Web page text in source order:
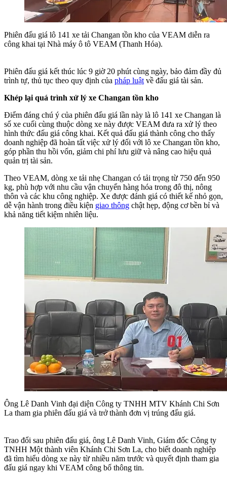
Phiên đấu giá lô 141 xe tải Changan tồn kho của VEAM diễn ra
công khai tại Nhà máy ô tô VEAM (Thanh Hóa).
Phiên đấu giá kết thúc lúc 9 giờ 20 phút cùng ngày, bảo đảm đầy đủ
trình tự, thủ tục theo quy định của pháp luật về đấu giá tài sản.
Khép lại quá trình xử lý xe Changan tồn kho
Điểm đáng chú ý của phiên đấu giá lần này là lô 141 xe Changan là
số xe cuối cùng thuộc dòng xe này được VEAM đưa ra xử lý theo
hình thức đấu giá công khai. Kết quả đấu giá thành công cho thấy
doanh nghiệp đã hoàn tất việc xử lý đối với lô xe Changan tồn kho,
góp phần thu hồi vốn, giảm chi phí lưu giữ và nâng cao hiệu quả
quản trị tài sản.
Theo VEAM, dòng xe tải nhẹ Changan có tải trọng từ 750 đến 950
kg, phù hợp với nhu cầu vận chuyển hàng hóa trong đô thị, nông
thôn và các khu công nghiệp. Xe được đánh giá có thiết kế nhỏ gọn,
dễ vận hành trong điều kiện giao thông chật hẹp, động cơ bền bỉ và
khả năng tiết kiệm nhiên liệu.
Ông Lê Danh Vinh đại diện Công ty TNHH MTV Khánh Chi Sơn
La tham gia phiên đấu giá và trở thành đơn vị trúng đấu giá.
Trao đổi sau phiên đấu giá, ông Lê Danh Vinh, Giám đốc Công ty
TNHH Một thành viên Khánh Chi Sơn La, cho biết doanh nghiệp
đã tìm hiểu dòng xe này từ nhiều năm trước và quyết định tham gia
đấu giá ngay khi VEAM công bố thông tin.